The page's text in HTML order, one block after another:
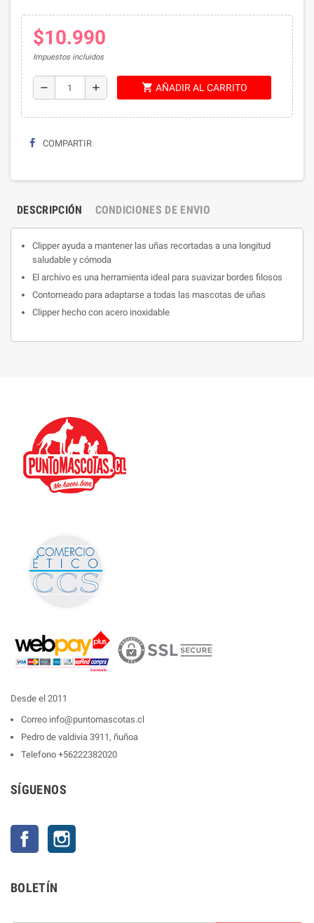
$10.990
Impuestos incluidos
remove add shopping_cart AÑADIR AL CARRITO
COMPARTIR
DESCRIPCIÓN CONDICIONES DE ENVIO
Clipper ayuda a mantener las uñas recortadas a una longitud
saludable y cómoda
El archivo es una herramienta ideal para suavizar bordes filosos
Contorneado para adaptarse a todas las mascotas de uñas
Clipper hecho con acero inoxidable
Desde el 2011
Correo info@puntomascotas.cl
Pedro de valdivia 3911, ñuñoa
Telefono +56222382020
SÍGUENOS
Facebook
BOLETÍN